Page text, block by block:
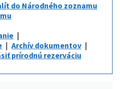
do Národného zoznamu
Archív dokumentov
prírodnú rezerváciu